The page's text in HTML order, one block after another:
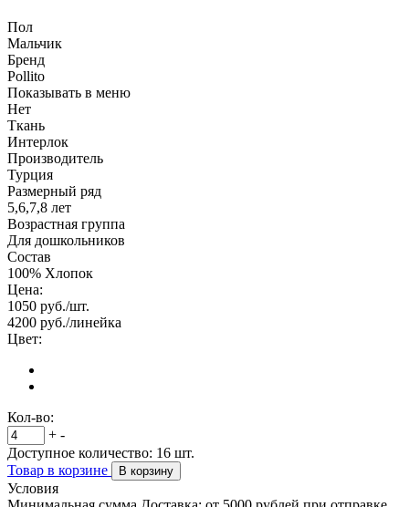
Пол
Мальчик
Бренд
Pollito
Показывать в меню
Нет
Ткань
Интерлок
Производитель
Турция
Размерный ряд
5,6,7,8 лет
Возрастная группа
Для дошкольников
Состав
100% Хлопок
Цена:
1050 руб./шт.
4200 руб./линейка
Цвет:
Кол-во:
+ -
Доступное количество: 16 шт.
Товар в корзине
В корзину
Условия